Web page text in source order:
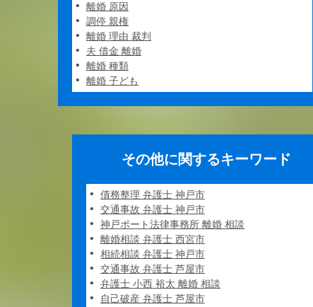
離婚 原因
調停 親権
離婚 理由 裁判
夫 借金 離婚
離婚 種類
離婚 子ども
その他に関するキーワード
債務整理 弁護士 神戸市
交通事故 弁護士 神戸市
神戸ポート法律事務所 離婚 相談
離婚相談 弁護士 西宮市
相続相談 弁護士 神戸市
交通事故 弁護士 芦屋市
弁護士 小西 裕太 離婚 相談
自己破産 弁護士 芦屋市